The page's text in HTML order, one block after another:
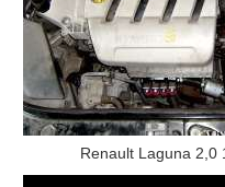
Renault Laguna 2,0